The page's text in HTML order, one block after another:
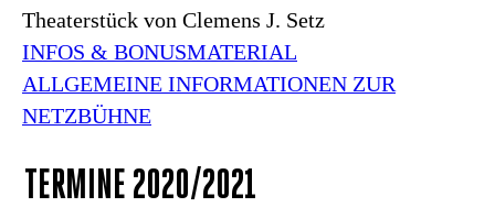
Theaterstück von Clemens J. Setz
INFOS & BONUSMATERIAL
ALLGEMEINE INFORMATIONEN ZUR
NETZBÜHNE
TERMINE 2020/2021